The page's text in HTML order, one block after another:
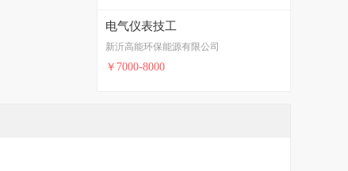
电气仪表技工
新沂高能环保能源有限公司
￥7000-8000